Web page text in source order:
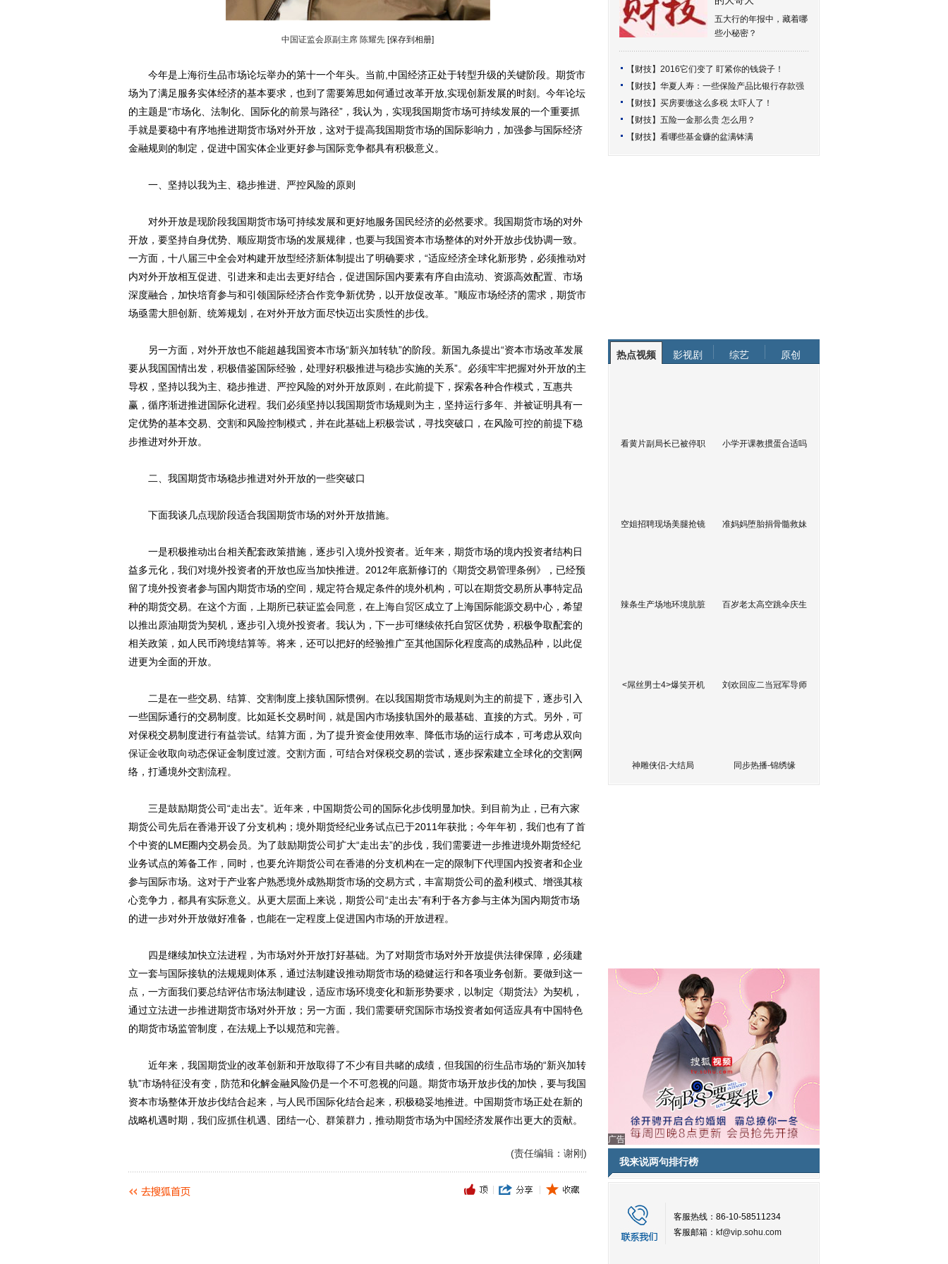
中国证监会原副主席 陈耀先 [保存到相册]
今年是上海衍生品市场论坛举办的第十一个年头。当前,中国经济正处于转型升级的关键阶段。期货市
场为了满足服务实体经济的基本要求，也到了需要筹思如何通过改革开放,实现创新发展的时刻。今年论坛
的主题是“市场化、法制化、国际化的前景与路径”，我认为，实现我国期货市场可持续发展的一个重要抓
手就是要稳中有序地推进期货市场对外开放，这对于提高我国期货市场的国际影响力，加强参与国际经济
金融规则的制定，促进中国实体企业更好参与国际竞争都具有积极意义。
一、坚持以我为主、稳步推进、严控风险的原则
对外开放是现阶段我国期货市场可持续发展和更好地服务国民经济的必然要求。我国期货市场的对外
开放，要坚持自身优势、顺应期货市场的发展规律，也要与我国资本市场整体的对外开放步伐协调一致。
一方面，十八届三中全会对构建开放型经济新体制提出了明确要求，“适应经济全球化新形势，必须推动对
内对外开放相互促进、引进来和走出去更好结合，促进国际国内要素有序自由流动、资源高效配置、市场
深度融合，加快培育参与和引领国际经济合作竞争新优势，以开放促改革。”顺应市场经济的需求，期货市
场亟需大胆创新、统筹规划，在对外开放方面尽快迈出实质性的步伐。
另一方面，对外开放也不能超越我国资本市场“新兴加转轨”的阶段。新国九条提出“资本市场改革发展
要从我国国情出发，积极借鉴国际经验，处理好积极推进与稳步实施的关系”。必须牢牢把握对外开放的主
导权，坚持以我为主、稳步推进、严控风险的对外开放原则，在此前提下，探索各种合作模式，互惠共
赢，循序渐进推进国际化进程。我们必须坚持以我国期货市场规则为主，坚持运行多年、并被证明具有一
定优势的基本交易、交割和风险控制模式，并在此基础上积极尝试，寻找突破口，在风险可控的前提下稳
步推进对外开放。
二、我国期货市场稳步推进对外开放的一些突破口
下面我谈几点现阶段适合我国期货市场的对外开放措施。
一是积极推动出台相关配套政策措施，逐步引入境外投资者。近年来，期货市场的境内投资者结构日
益多元化，我们对境外投资者的开放也应当加快推进。2012年底新修订的《期货交易管理条例》，已经预
留了境外投资者参与国内期货市场的空间，规定符合规定条件的境外机构，可以在期货交易所从事特定品
种的期货交易。在这个方面，上期所已获证监会同意，在上海自贸区成立了上海国际能源交易中心，希望
以推出原油期货为契机，逐步引入境外投资者。我认为，下一步可继续依托自贸区优势，积极争取配套的
相关政策，如人民币跨境结算等。将来，还可以把好的经验推广至其他国际化程度高的成熟品种，以此促
进更为全面的开放。
二是在一些交易、结算、交割制度上接轨国际惯例。在以我国期货市场规则为主的前提下，逐步引入
一些国际通行的交易制度。比如延长交易时间，就是国内市场接轨国外的最基础、直接的方式。另外，可
对保税交易制度进行有益尝试。结算方面，为了提升资金使用效率、降低市场的运行成本，可考虑从双向
保证金收取向动态保证金制度过渡。交割方面，可结合对保税交易的尝试，逐步探索建立全球化的交割网
络，打通境外交割流程。
三是鼓励期货公司“走出去”。近年来，中国期货公司的国际化步伐明显加快。到目前为止，已有六家
期货公司先后在香港开设了分支机构；境外期货经纪业务试点已于2011年获批；今年年初，我们也有了首
个中资的LME圈内交易会员。为了鼓励期货公司扩大“走出去”的步伐，我们需要进一步推进境外期货经纪
业务试点的筹备工作，同时，也要允许期货公司在香港的分支机构在一定的限制下代理国内投资者和企业
参与国际市场。这对于产业客户熟悉境外成熟期货市场的交易方式，丰富期货公司的盈利模式、增强其核
心竞争力，都具有实际意义。从更大层面上来说，期货公司“走出去”有利于各方参与主体为国内期货市场
的进一步对外开放做好准备，也能在一定程度上促进国内市场的开放进程。
四是继续加快立法进程，为市场对外开放打好基础。为了对期货市场对外开放提供法律保障，必须建
立一套与国际接轨的法规规则体系，通过法制建设推动期货市场的稳健运行和各项业务创新。要做到这一
点，一方面我们要总结评估市场法制建设，适应市场环境变化和新形势要求，以制定《期货法》为契机，
通过立法进一步推进期货市场对外开放；另一方面，我们需要研究国际市场投资者如何适应具有中国特色
的期货市场监管制度，在法规上予以规范和完善。
近年来，我国期货业的改革创新和开放取得了不少有目共睹的成绩，但我国的衍生品市场的“新兴加转
轨”市场特征没有变，防范和化解金融风险仍是一个不可忽视的问题。期货市场开放步伐的加快，要与我国
资本市场整体开放步伐结合起来，与人民币国际化结合起来，积极稳妥地推进。中国期货市场正处在新的
战略机遇时期，我们应抓住机遇、团结一心、群策群力，推动期货市场为中国经济发展作出更大的贡献。
(责任编辑：谢刚)
五大行的年报中，藏着哪
些小秘密？
【财技】 2016它们变了 盯紧你的钱袋子！
【财技】 华夏人寿：一些保险产品比银行存款强
【财技】 买房要缴这么多税 太吓人了！
【财技】 五险一金那么贵 怎么用？
【财技】 看哪些基金赚的盆满钵满
热点视频 影视剧 综艺 原创
看黄片副局长已被停职 小学开课教掼蛋合适吗
空姐招聘现场美腿抢镜 准妈妈堕胎捐骨髓救妹
辣条生产场地环境肮脏 百岁老太高空跳伞庆生
<屌丝男士4>爆笑开机 刘欢回应二当冠军导师
神雕侠侣-大结局 同步热播-锦绣缘
广告
我来说两句排行榜
客服热线：86-10-58511234
客服邮箱： kf@vip.sohu.com